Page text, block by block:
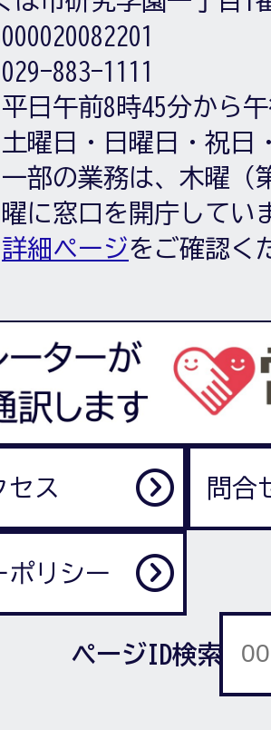
029-883-1111
平日午前8時45分から
土曜日・日曜日・祝日
一部の業務は、木曜（
曜に窓口を開庁してい
詳細ページをご確認く
セス 問合
ポリシー
ページID検索